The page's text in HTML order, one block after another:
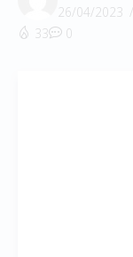
26/04/2023
33
0